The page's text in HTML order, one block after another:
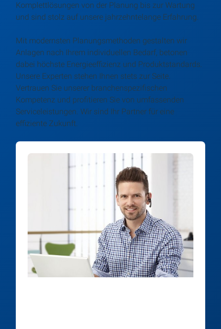
Komplettlösungen von der Planung bis zur Wartung
und sind stolz auf unsere jahrzehntelange Erfahrung.
Mit modernsten Planungsmethoden gestalten wir
Anlagen nach Ihrem individuellen Bedarf, betonen
dabei höchste Energieeffizienz und Produktstandards.
Unsere Experten stehen Ihnen stets zur Seite.
Vertrauen Sie unserer branchenspezifischen
Kompetenz und profitieren Sie von umfassenden
Serviceleistungen. Wir sind Ihr Partner für eine
effiziente Zukunft.